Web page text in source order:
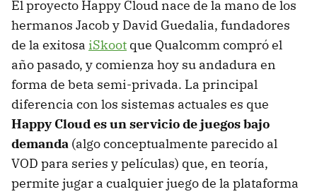
El proyecto Happy Cloud nace de la mano de los
hermanos Jacob y David Guedalia, fundadores
de la exitosa iSkoot que Qualcomm compró el
año pasado, y comienza hoy su andadura en
forma de beta semi-privada. La principal
diferencia con los sistemas actuales es que
Happy Cloud es un servicio de juegos bajo
demanda (algo conceptualmente parecido al
VOD para series y películas) que, en teoría,
permite jugar a cualquier juego de la plataforma